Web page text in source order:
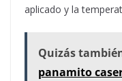
aplicado y la
Quizás
panamito